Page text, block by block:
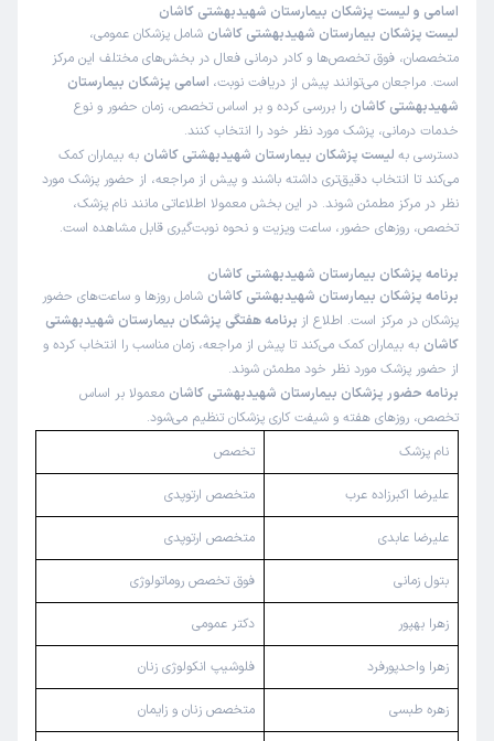
اسامی و لیست پزشکان بیمارستان شهیدبهشتی کاشان
لیست پزشکان بیمارستان شهیدبهشتی کاشان شامل پزشکان عمومی،
متخصصان، فوق تخصص‌ها و کادر درمانی فعال در بخش‌های مختلف این مرکز
است. مراجعان می‌توانند پیش از دریافت نوبت، اسامی پزشکان بیمارستان
شهیدبهشتی کاشان را بررسی کرده و بر اساس تخصص، زمان حضور و نوع
خدمات درمانی، پزشک مورد نظر خود را انتخاب کنند.
دسترسی به لیست پزشکان بیمارستان شهیدبهشتی کاشان به بیماران کمک
می‌کند تا انتخاب دقیق‌تری داشته باشند و پیش از مراجعه، از حضور پزشک مورد
نظر در مرکز مطمئن شوند. در این بخش معمولا اطلاعاتی مانند نام پزشک،
تخصص، روزهای حضور، ساعت ویزیت و نحوه نوبت‌گیری قابل مشاهده است.
برنامه پزشکان بیمارستان شهیدبهشتی کاشان
برنامه پزشکان بیمارستان شهیدبهشتی کاشان شامل روزها و ساعت‌های حضور
پزشکان در مرکز است. اطلاع از برنامه هفتگی پزشکان بیمارستان شهیدبهشتی
کاشان به بیماران کمک می‌کند تا پیش از مراجعه، زمان مناسب را انتخاب کرده و
از حضور پزشک مورد نظر خود مطمئن شوند.
برنامه حضور پزشکان بیمارستان شهیدبهشتی کاشان معمولا بر اساس
تخصص، روزهای هفته و شیفت کاری پزشکان تنظیم می‌شود.
نام پزشک
تخصص
علیرضا اکبرزاده عرب متخصص ارتوپدی
علیرضا عابدی متخصص ارتوپدی
بتول زمانی فوق تخصص روماتولوژی
زهرا بهپور دکتر عمومی
زهرا واحدپورفرد فلوشیپ انکولوژی زنان
زهره طبسی متخصص زنان و زایمان